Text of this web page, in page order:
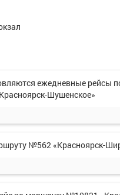
ежедневные рейсы
Шушенское»
№562 «Красноярск-